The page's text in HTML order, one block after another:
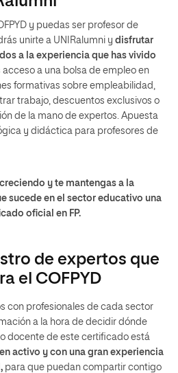
y puedas ser profesor de
unirte a UNIRalumni y disfrutar
a la experiencia que has vivido
acceso a una bolsa de empleo en
formativas sobre empleabilidad,
trabajo, descuentos exclusivos o
de la mano de expertos. Apuesta
y didáctica para profesores de
y te mantengas a la
sucede en el sector educativo una
oficial en FP.
de expertos que
el COFPYD
con profesionales de cada sector
a la hora de decidir dónde
docente de este certificado está
activo y con una gran experiencia
para que puedan compartir contigo